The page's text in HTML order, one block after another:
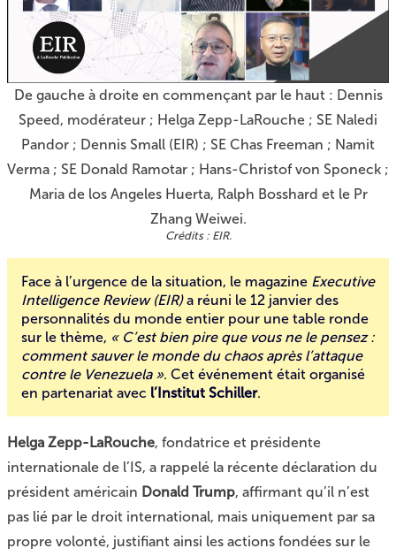
De gauche à droite en commençant par le haut : Dennis
Speed, modérateur ; Helga Zepp-LaRouche ; SE Naledi
Pandor ; Dennis Small (EIR) ; SE Chas Freeman ; Namit
Verma ; SE Donald Ramotar ; Hans-Christof von Sponeck ;
Maria de los Angeles Huerta, Ralph Bosshard et le Pr
Zhang Weiwei.
EIR.
Face à l’urgence de la situation, le magazine Executive
Intelligence Review (EIR)a réuni le 12 janvier des
personnalités du monde entier pour une table ronde
sur le thème, « C’est bien pire que vous ne le pensez :
comment sauver le monde du chaos après l’attaque
contre le Venezuela ». Cet événement était organisé
en partenariat avec l’Institut Schiller.
Helga Zepp-LaRouche, fondatrice et présidente
internationale de l’IS, a rappelé la récente déclaration du
président américain Donald Trump, affirmant qu’il n’est
pas lié par le droit international, mais uniquement par sa
propre volonté, justifiant ainsi les actions fondées sur le